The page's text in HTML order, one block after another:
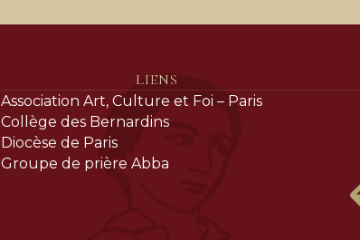
LIENS
Association Art, Culture et Foi – Paris
Collège des Bernardins
Diocèse de Paris
Groupe de prière Abba